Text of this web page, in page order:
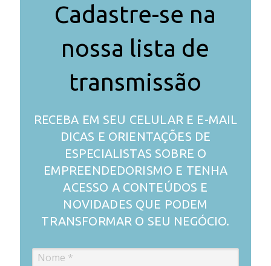
Cadastre-se na
nossa lista de
transmissão
RECEBA EM SEU CELULAR E E-MAIL
DICAS E ORIENTAÇÕES DE
ESPECIALISTAS SOBRE O
EMPREENDEDORISMO E TENHA
ACESSO A CONTEÚDOS E
NOVIDADES QUE PODEM
TRANSFORMAR O SEU NEGÓCIO.